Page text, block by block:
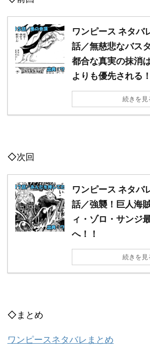
ワンピース ネタバ
話／無慈悲なバス
都合な真実の抹消
よりも優先される
続きを見
◇次回
ワンピース ネタバ
話／強襲！巨人海
ィ・ゾロ・サンジ
へ！！
続きを見
◇まとめ
ワンピースネタバレまとめ